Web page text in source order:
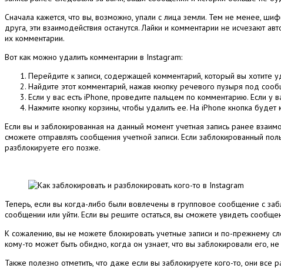
Сначала кажется, что вы, возможно, упали с лица земли. Тем не менее,
друга, эти взаимодействия останутся.Лайки и комментарии не исчезают
их комментарии.
Вот как можно удалить комментарии в Instagram:
Перейдите к записи, содержащей комментарий, который вы хотите
Найдите этот комментарий, нажав кнопку речевого пузыря под
Если у вас есть iPhone, проведите пальцем по комментарию. Если у
Нажмите кнопку корзины, чтобы удалить ее. На iPhone кнопка будет
Если вы и заблокированная на данный момент учетная запись ранее
сможете отправлять сообщения учетной записи. Если заблокированный
разблокируете его позже.
Теперь, если вы когда-либо были вовлечены в групповое сообщение с
сообщении или уйти. Если вы решите остаться, вы сможете увидеть
К сожалению, вы не можете блокировать учетные записи и по-прежнему
кому-то может быть обидно, когда он узнает, что вы заблокировали его, не
Также полезно отметить, что даже если вы заблокируете кого-то, они